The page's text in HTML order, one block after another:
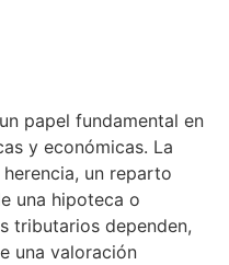
papel fundamental en
y económicas. La
un reparto
una hipoteca o
tributarios dependen,
una valoración